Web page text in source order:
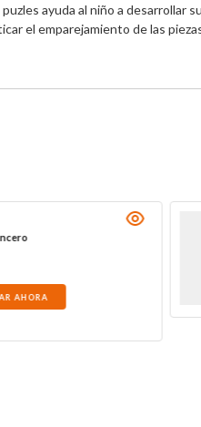
ayuda al niño a desarrollar
el emparejamiento de las
AHORA